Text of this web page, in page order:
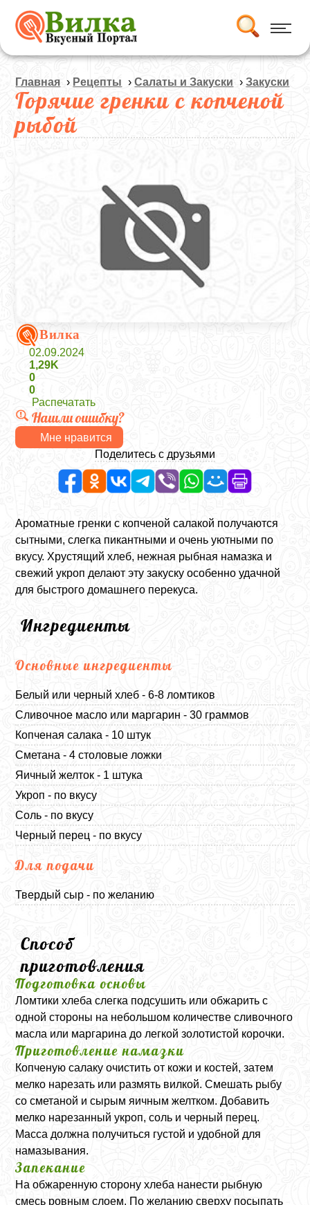
Главная › Рецепты ›Салаты и Закуски ›Закуски
Горячие гренки с копченой
рыбой
Вилка
02.09.2024
1,29K
0
0
Распечатать
Нашли ошибку?
Мне нравится
Поделитесь с друзьями
Ароматные гренки с копченой салакой получаются
сытными, слегка пикантными и очень уютными по
вкусу. Хрустящий хлеб, нежная рыбная намазка и
свежий укроп делают эту закуску особенно удачной
для быстрого домашнего перекуса.
Ингредиенты
Основные ингредиенты
Белый или черный хлеб - 6-8 ломтиков
Сливочное масло или маргарин - 30 граммов
Копченая салака - 10 штук
Сметана - 4 столовые ложки
Яичный желток - 1 штука
Укроп - по вкусу
Соль - по вкусу
Черный перец - по вкусу
Для подачи
Твердый сыр - по желанию
Способ
приготовления
Подготовка основы
Ломтики хлеба слегка подсушить или обжарить с
одной стороны на небольшом количестве сливочного
масла или маргарина до легкой золотистой корочки.
Приготовление намазки
Копченую салаку очистить от кожи и костей, затем
мелко нарезать или размять вилкой. Смешать рыбу
со сметаной и сырым яичным желтком. Добавить
мелко нарезанный укроп, соль и черный перец.
Масса должна получиться густой и удобной для
намазывания.
Запекание
На обжаренную сторону хлеба нанести рыбную
смесь ровным слоем. По желанию сверху посыпать